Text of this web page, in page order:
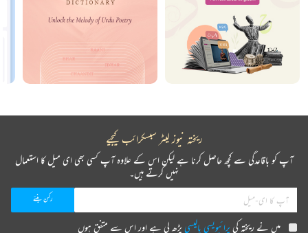
ریختہ نیوز لیٹر سبسکرائب کیجیے
آپ کو باقاعدگی سے کچھ حاصل کرنا ہے لیکن اس کے علاوہ آپ کسی بھی ای میل کا استعمال
نہیں کرتے ہیں۔
میں نے ریختہ کیپرائیویسی پالیسیپڑھ لی ہے اور اس سے متفق ہوں